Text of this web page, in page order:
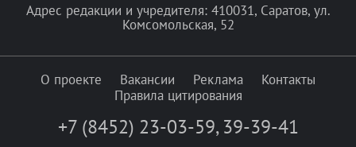
Адрес редакции и учредителя: 410031, Саратов, ул.
Комсомольская, 52
О проекте Вакансии Реклама
Контакты
Правила цитирования
+7 (8452) 23-03-59, 39-39-41